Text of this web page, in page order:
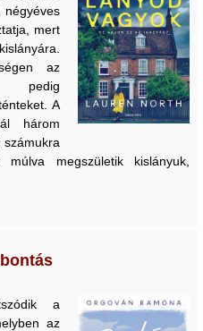
mert
az
pedig
A
három
megszületik kislányuk,
a
az